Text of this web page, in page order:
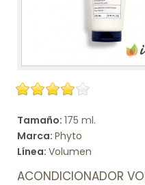
Tamaño: 175 ml.
Marca: Phyto
Línea: Volumen
ACONDICIONADOR